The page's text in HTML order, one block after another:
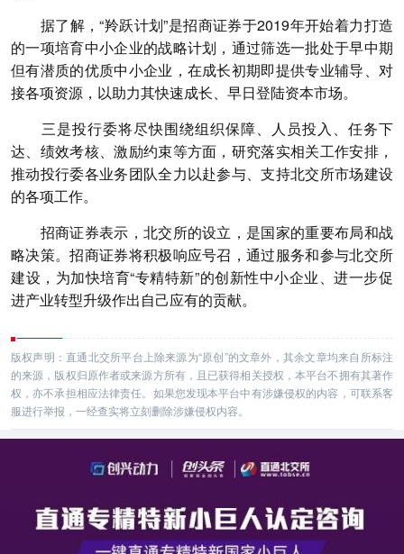
据了解，“羚跃计划”是招商证券于2019年开始着力打造
的一项培育中小企业的战略计划，通过筛选一批处于早中期
但有潜质的优质中小企业，在成长初期即提供专业辅导、对
接各项资源，以助力其快速成长、早日登陆资本市场。
三是投行委将尽快围绕组织保障、人员投入、任务下
达、绩效考核、激励约束等方面，研究落实相关工作安排，
推动投行委各业务团队全力以赴参与、支持北交所市场建设
的各项工作。
招商证券表示，北交所的设立，是国家的重要布局和战
略决策。招商证券将积极响应号召，通过服务和参与北交所
建设，为加快培育“专精特新”的创新性中小企业、进一步促
进产业转型升级作出自己应有的贡献。
版权声明：直通北交所平台上除来源为“原创”的文章外，其余文章均来自所标注
的来源，版权归原作者或来源方所有，且已获得相关授权，本平台不拥有其著作
权，亦不承担相应法律责任。如果您发现本平台中有涉嫌侵权的内容，可联系客
服进行举报，一经查实将立刻删除涉嫌侵权内容。